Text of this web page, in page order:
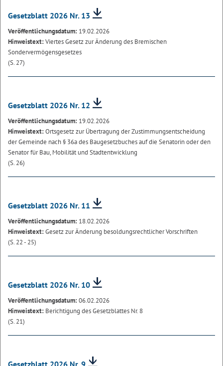
Gesetzblatt 2026 Nr. 13
Veröffentlichungsdatum: 19.02.2026
Hinweistext:Viertes Gesetz zur Änderung des Bremischen
Sondervermögensgesetzes
(S. 27)
Gesetzblatt 2026 Nr. 12
Veröffentlichungsdatum: 19.02.2026
Hinweistext:Ortsgesetz zur Übertragung der Zustimmungsentscheidung
der Gemeinde nach § 36a des Baugesetzbuches auf die Senatorin oder den
Senator für Bau, Mobilität und Stadtentwicklung
(S. 26)
Gesetzblatt 2026 Nr. 11
Veröffentlichungsdatum: 18.02.2026
Hinweistext:Gesetz zur Änderung besoldungsrechtlicher Vorschriften
(S. 22 - 25)
Gesetzblatt 2026 Nr. 10
Veröffentlichungsdatum:06.02.2026
Hinweistext: Berichtigung des Gesetzblattes Nr. 8
(S. 21)
Gesetzblatt 2026 Nr. 9